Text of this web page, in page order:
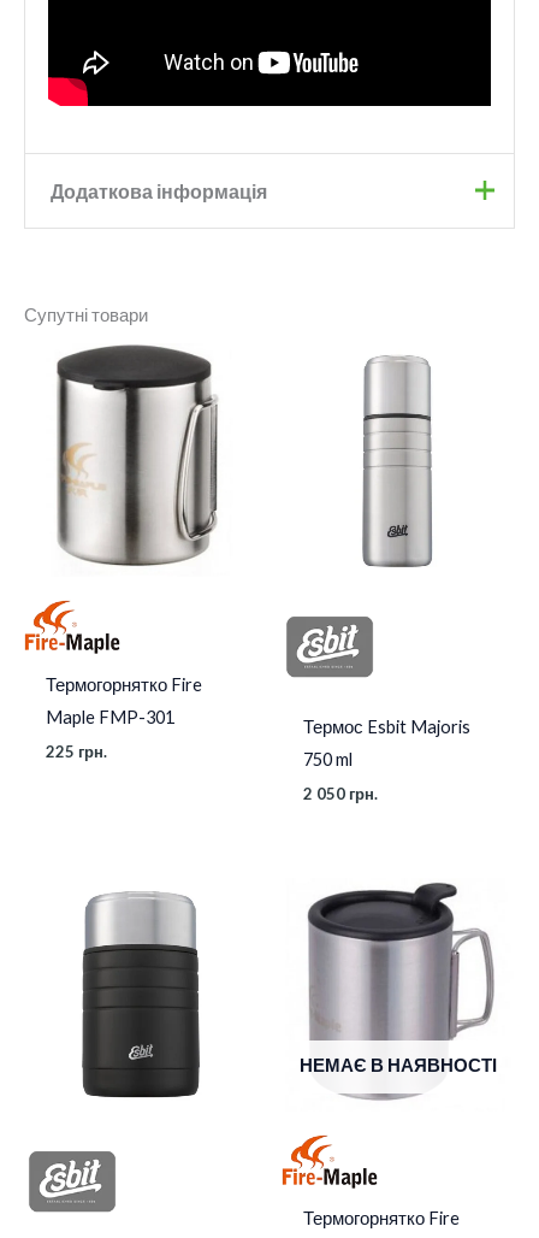
Додаткова інформація
Супутні товари
Термогорнятко Fire
Maple FMP-301
225 грн.
Термос Esbit Majoris
750 ml
2 050 грн.
НЕМАЄ В НАЯВНОСТІ
Термогорнятко Fire